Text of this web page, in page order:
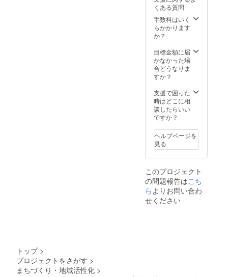
くある質問
手数料はいく
らかかります
か？
目標金額に届
かなかった場
合どうなりま
すか？
支援で困った
時はどこに相
談したらいい
ですか？
ヘルプページを
見る
このプロジェクト
の問題報告はこち
ら よりお問い合わ
せください
トップ >
プロジェクトをさがす >
まちづくり・地域活性化 >